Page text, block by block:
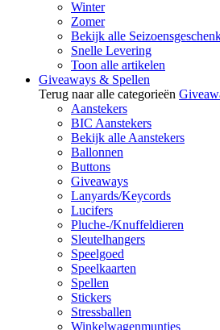
Winter
Zomer
Bekijk alle
Snelle Levering
Toon alle artikelen
Giveaways & Spellen
Terug naar alle categorieën
Aanstekers
BIC Aanstekers
Bekijk alle Aanstekers
Ballonnen
Buttons
Giveaways
Lanyards/Keycords
Lucifers
Pluche-/Knuffeldieren
Sleutelhangers
Speelgoed
Speelkaarten
Spellen
Stickers
Stressballen
Winkelwagenmuntjes